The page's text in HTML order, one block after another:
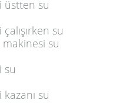
üstten su
su
makinesi su
su
su